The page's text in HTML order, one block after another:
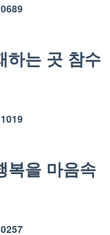
하는 곳 참수
복을 마음속